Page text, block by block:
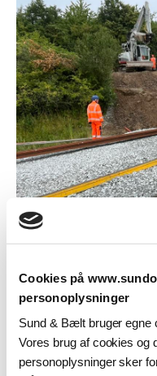
Cookies på
personoplysninger
Sund & Bælt bruger egne
Vores brug af cookies og
personoplysninger sker
6. juli 2026
jernbanen